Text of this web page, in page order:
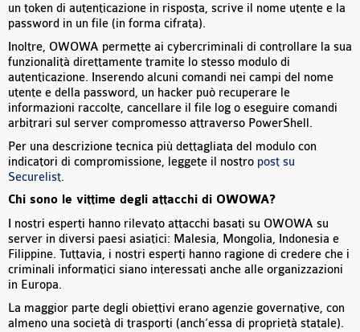
un token di autenticazione in risposta, scrive il nome utente e la
password in un file (in forma cifrata).
Inoltre, OWOWA permette ai cybercriminali di controllare la sua
funzionalità direttamente tramite lo stesso modulo di
autenticazione. Inserendo alcuni comandi nei campi del nome
utente e della password, un hacker può recuperare le
informazioni raccolte, cancellare il file log o eseguire comandi
arbitrari sul server compromesso attraverso PowerShell.
Per una descrizione tecnica più dettagliata del modulo con
indicatori di compromissione, leggete il nostro post su
Securelist.
Chi sono le vittime degli attacchi di OWOWA?
I nostri esperti hanno rilevato attacchi basati su OWOWA su
server in diversi paesi asiatici: Malesia, Mongolia, Indonesia e
Filippine. Tuttavia, i nostri esperti hanno ragione di credere che i
criminali informatici siano interessati anche alle organizzazioni
in Europa.
La maggior parte degli obiettivi erano agenzie governative, con
almeno una società di trasporti (anch’essa di proprietà statale).